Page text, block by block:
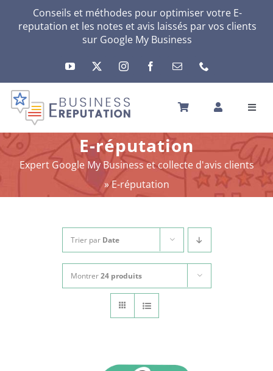
Conseils et méthodes pour optimiser votre E-
reputation et les notes et avis laissés par vos clients
sur Google My Business
ACCUEIL
VOTRE E-RÉPUTATION
VOTRE ACTIVITÉ
MES SERVICES
A PROPOS
E-réputation
Expert Google My Business et collecte d'avis clients
»E-réputation
Trier par Date
Montrer24 produits